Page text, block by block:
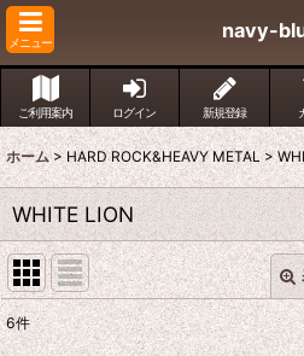
メニュー
navy-
ご利用案内 ログイン 新規登録
ホーム > HARD ROCK&HEAVY METAL >
WHITE LION
表示数:
6件